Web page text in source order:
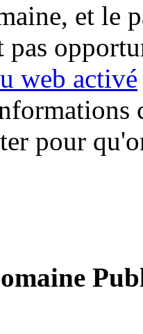
et le
pas
web activé
pour